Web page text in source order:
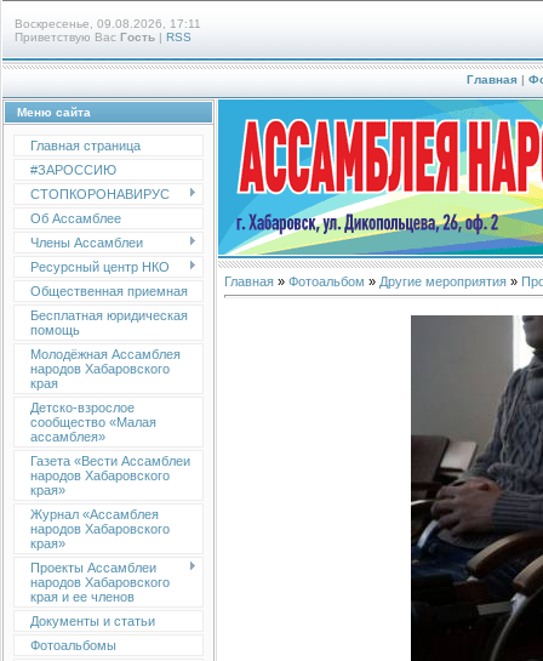
Воскресенье, 09.08.2026, 17:11
Приветствую Вас Гость | RSS
Главная |
Меню сайта
Главная страница
#ЗАРОССИЮ
СТОПКОРОНАВИРУС
Об Ассамблее
Члены Ассамблеи
Ресурсный центр НКО
Общественная приемная
Бесплатная юридическая
помощь
Молодёжная Ассамблея
народов Хабаровского
края
Детско-взрослое
сообщество «Малая
ассамблея»
Газета «Вести Ассамблеи
народов Хабаровского
края»
Журнал «Ассамблея
народов Хабаровского
края»
Проекты Ассамблеи
народов Хабаровского
края и ее членов
Документы и статьи
Фотоальбомы
Главная » Фотоальбом » Другие мероприятия »